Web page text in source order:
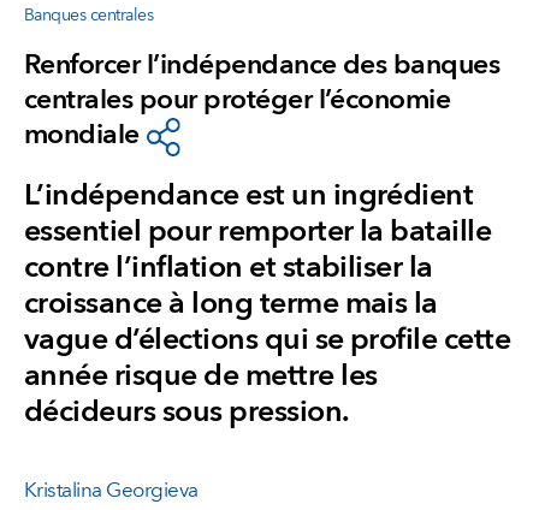
Banques centrales
Renforcer l’indépendance des banques
centrales pour protéger l’économie
mondiale
L’indépendance est un ingrédient
essentiel pour remporter la bataille
contre l’inflation et stabiliser la
croissance à long terme mais la
vague d’élections qui se profile cette
année risque de mettre les
décideurs sous pression.
Kristalina Georgieva